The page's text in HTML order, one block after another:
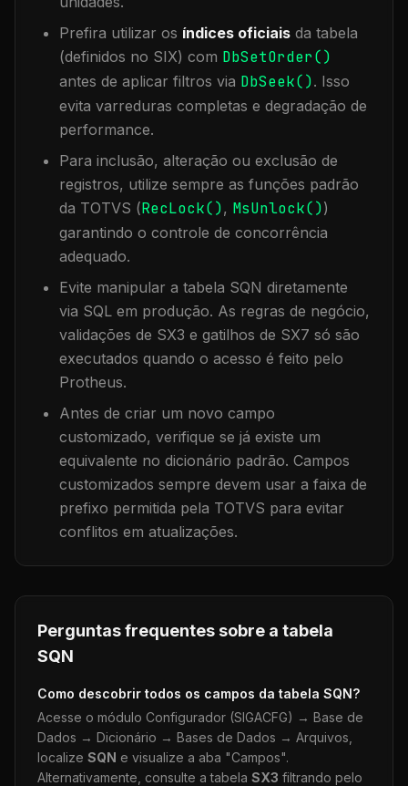
Prefira utilizar os índices oficiais da tabela
(definidos no SIX) com DbSetOrder()
antes de aplicar filtros via DbSeek(). Isso
evita varreduras completas e degradação de
performance.
Para inclusão, alteração ou exclusão de
registros, utilize sempre as funções padrão
da TOTVS (RecLock(), MsUnlock())
garantindo o controle de concorrência
adequado.
Evite manipular a tabela SQN diretamente
via SQL em produção. As regras de negócio,
validações de SX3 e gatilhos de SX7 só são
executados quando o acesso é feito pelo
Protheus.
Antes de criar um novo campo
customizado, verifique se já existe um
equivalente no dicionário padrão. Campos
customizados sempre devem usar a faixa de
prefixo permitida pela TOTVS para evitar
conflitos em atualizações.
Perguntas frequentes sobre a tabela
SQN
Como descobrir todos os campos da tabela SQN?
Acesse o módulo Configurador (SIGACFG) → Base de
Dados → Dicionário → Bases de Dados → Arquivos,
localize SQN e visualize a aba "Campos".
Alternativamente, consulte a tabela SX3 filtrando pelo